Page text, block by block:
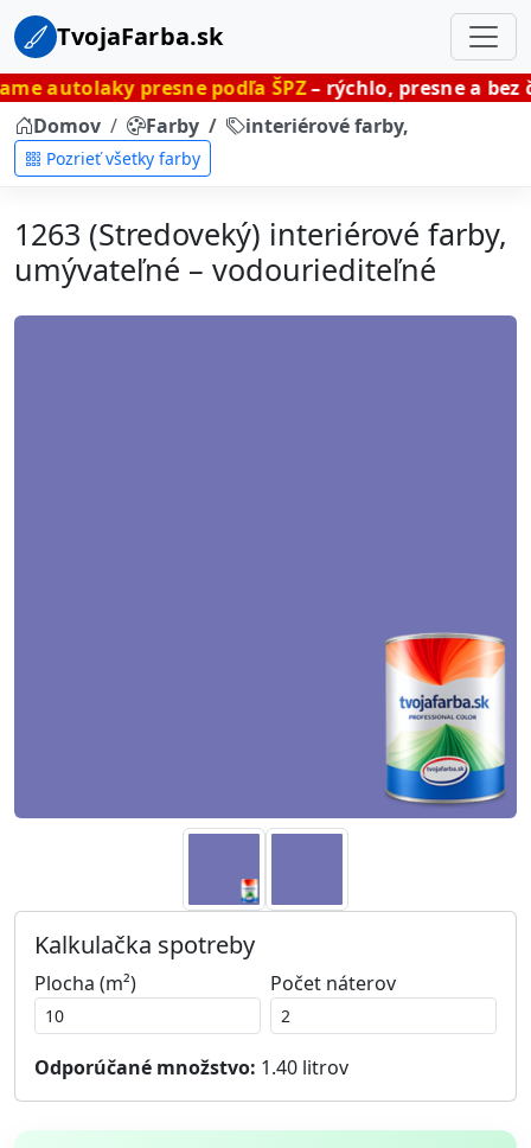
TvojaFarba.sk
presne podľa ŠPZ– rýchlo, presne a bez čakania.
Domov
Farby interiérové farby,
Pozrieť všetky farby
1263 (Stredoveký) interiérové farby,
umývateľné – vodouriediteľné
Kalkulačka spotreby
Plocha (m²) Počet náterov
Odporúčané množstvo: 1.40 litrov